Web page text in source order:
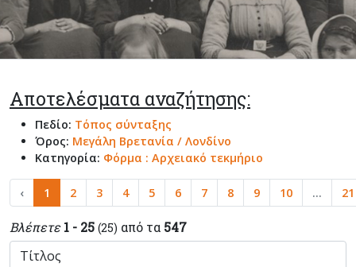
Αποτελέσματα αναζήτησης:
Πεδίο: Τόπος σύνταξης
Όρος: Μεγάλη Βρετανία / Λονδίνο
Κατηγορία: Φόρμα : Αρχειακό τεκμήριο
‹ 1 2 3 4 5 6 7 8 9 10 ... 21
Βλέπετε 1 - 25 (25) από τα 547